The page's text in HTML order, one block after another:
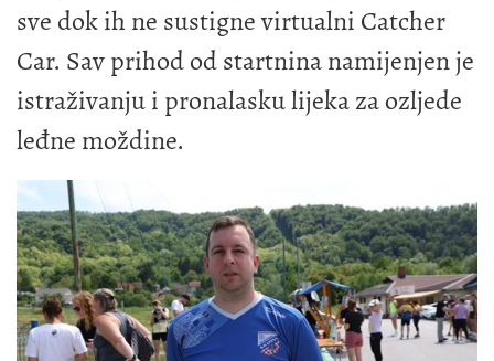
sve dok ih ne sustigne virtualni Catcher
Car. Sav prihod od startnina namijenjen je
istraživanju i pronalasku lijeka za ozljede
leđne moždine.